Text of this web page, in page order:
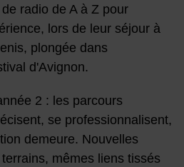
radio de A à Z pour
lors de leur séjour à
plongée dans
d'Avignon.
2 : les parcours
se professionnalisent,
demeure. Nouvelles
mêmes liens tissés